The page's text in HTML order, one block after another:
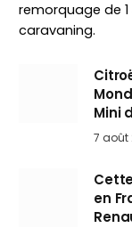
remorquage de
caravaning.
Mini
7 août
en